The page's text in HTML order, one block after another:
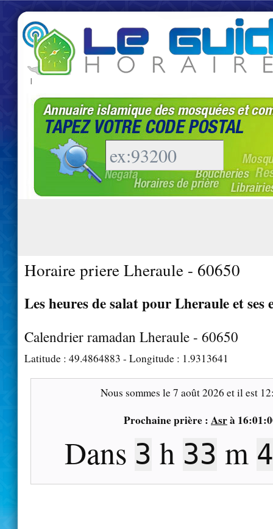
|
Horaire priere Lheraule - 60650
Les heures de salat pour Lheraule et ses
Calendrier ramadan Lheraule - 60650
Latitude : 49.4864883 - Longitude : 1.9313641
Nous sommes le7 août 2026 et il est
Prochaine prière : Asrà
Dans 3 h 33 m